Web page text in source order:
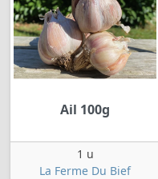
Ail 100g
1 u
La Ferme Du Bief